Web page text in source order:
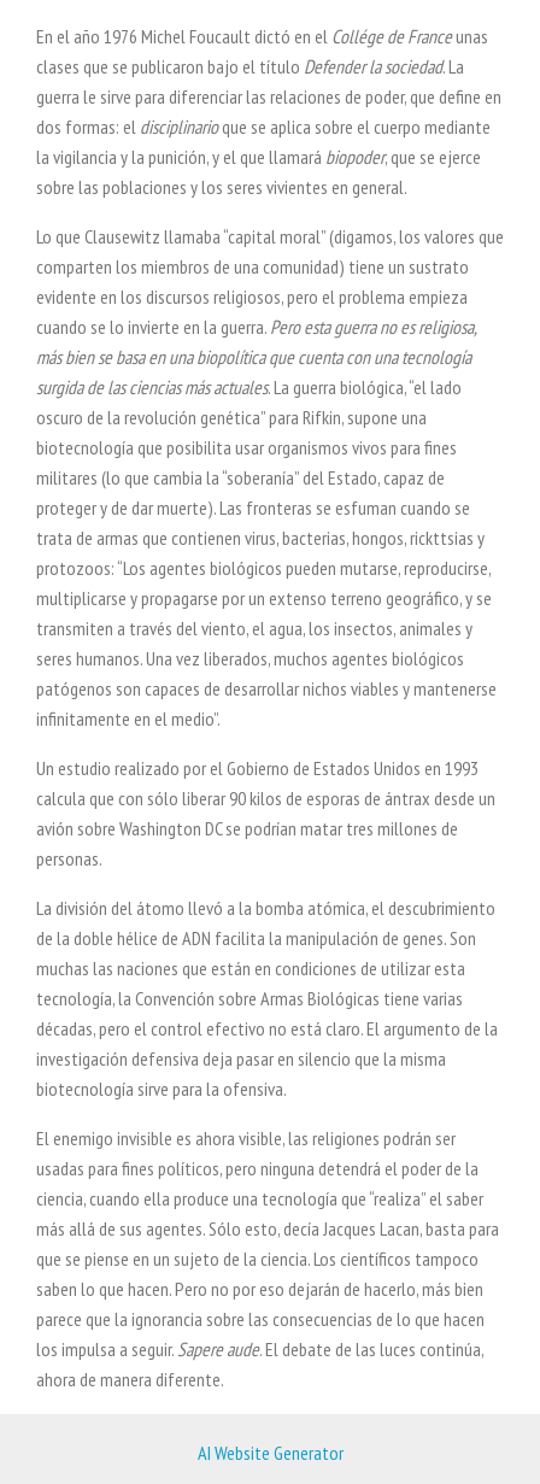
En el año 1976 Michel Foucault dictó en el Collége de Franceunas
clases que se publicaron bajo el título Defender la sociedad. La
guerra le sirve para diferenciar las relaciones de poder, que define en
dos formas: el disciplinarioque se aplica sobre el cuerpo mediante
la vigilancia y la punición, y el que llamará biopoder, que se ejerce
sobre las poblaciones y los seres vivientes en general.
Lo que Clausewitz llamaba “capital moral” (digamos, los valores que
comparten los miembros de una comunidad) tiene un sustrato
evidente en los discursos religiosos, pero el problema empieza
cuando se lo invierte en la guerra. Pero esta guerra no es religiosa,
más bien se basa en una biopolítica que cuenta con una tecnología
surgida de las ciencias más actuales. La guerra biológica, “el lado
oscuro de la revolución genética” para Rifkin, supone una
biotecnología que posibilita usar organismos vivos para fines
militares (lo que cambia la “soberanía” del Estado, capaz de
proteger y de dar muerte). Las fronteras se esfuman cuando se
trata de armas que contienen virus, bacterias, hongos, rickttsias y
protozoos: “Los agentes biológicos pueden mutarse, reproducirse,
multiplicarse y propagarse por un extenso terreno geográfico, y se
transmiten a través del viento, el agua, los insectos, animales y
seres humanos. Una vez liberados, muchos agentes biológicos
patógenos son capaces de desarrollar nichos viables y mantenerse
infinitamente en el medio”.
Un estudio realizado por el Gobierno de Estados Unidos en 1993
calcula que con sólo liberar 90 kilos de esporas de ántrax desde un
avión sobre Washington DC se podrían matar tres millones de
personas.
La división del átomo llevó a la bomba atómica, el descubrimiento
de la doble hélice de ADN facilita la manipulación de genes. Son
muchas las naciones que están en condiciones de utilizar esta
tecnología, la Convención sobre Armas Biológicas tiene varias
décadas, pero el control efectivo no está claro. El argumento de la
investigación defensiva deja pasar en silencio que la misma
biotecnología sirve para la ofensiva.
El enemigo invisible es ahora visible, las religiones podrán ser
usadas para fines políticos, pero ninguna detendrá el poder de la
ciencia, cuando ella produce una tecnología que “realiza” el saber
más allá de sus agentes. Sólo esto, decía Jacques Lacan, basta para
que se piense en un sujeto de la ciencia. Los científicos tampoco
saben lo que hacen. Pero no por eso dejarán de hacerlo, más bien
parece que la ignorancia sobre las consecuencias de lo que hacen
los impulsa a seguir. Sapere aude. El debate de las luces continúa,
ahora de manera diferente.
AI Website Generator